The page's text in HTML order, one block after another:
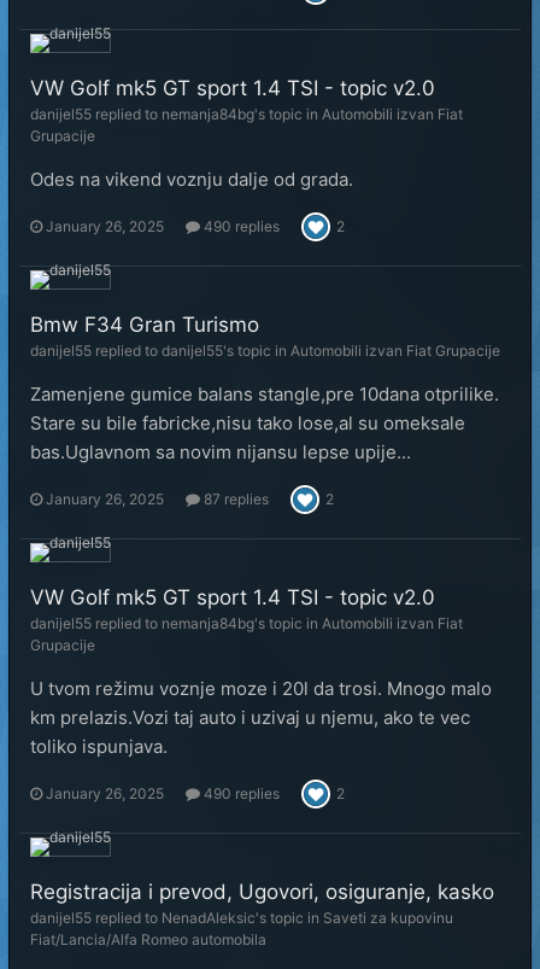
VW Golf mk5 GT sport 1.4 TSI - topic v2.0
danijel55 replied to nemanja84bg's topic in Automobili izvan Fiat
Grupacije
Odes na vikend voznju dalje od grada.
January 26, 2025 490 replies 2
Bmw F34 Gran Turismo
danijel55 replied to danijel55's topic in Automobili izvan Fiat Grupacije
Zamenjene gumice balans stangle,pre 10dana otprilike.
Stare su bile fabricke,nisu tako lose,al su omeksale
bas.Uglavnom sa novim nijansu lepse upije...
January 26, 2025 87 replies 2
VW Golf mk5 GT sport 1.4 TSI - topic v2.0
danijel55 replied to nemanja84bg's topic in Automobili izvan Fiat
Grupacije
U tvom režimu voznje moze i 20l da trosi. Mnogo malo
km prelazis.Vozi taj auto i uzivaj u njemu, ako te vec
toliko ispunjava.
January 26, 2025 490 replies 2
Registracija i prevod, Ugovori, osiguranje, kasko
danijel55 replied to NenadAleksic's topic in Saveti za kupovinu
Fiat/Lancia/Alfa Romeo automobila